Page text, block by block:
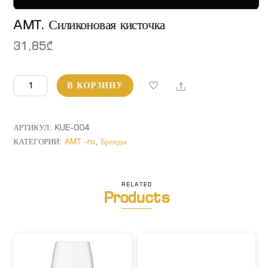
AMT. Силиконовая кисточка
31,85₾
Количество
товара
Силиконовая
кисточка
В КОРЗИНУ Share
АРТИКУЛ:KUE-004
КАТЕГОРИИ:AMT -ru,Бренды
RELATED
Products